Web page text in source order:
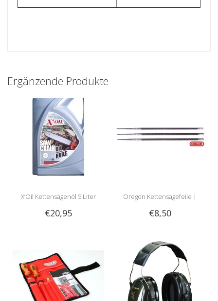
Ergänzende Produkte
X’Oil Kettensägenöl 5 Liter
€20,95
Oregon Kettensägefeile |
Rundfeile
€8,50